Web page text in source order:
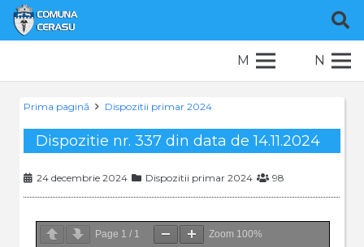
M N
Prima pagină Dispozitii primar 2024
Dispozitie nr. 337 din data de 14.11.2024
24 decembrie 2024 Dispozitii primar 2024 98
Page 1 / 1 Zoom 100%